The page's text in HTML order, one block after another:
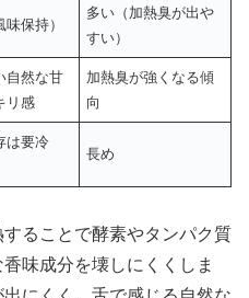
保持）
多い（加熱臭が出や
すい）
自然な甘
リ感
加熱臭が強くなる傾
向
は要冷
長め
ることで酵素やタンパク質
味成分を壊しにくくしま